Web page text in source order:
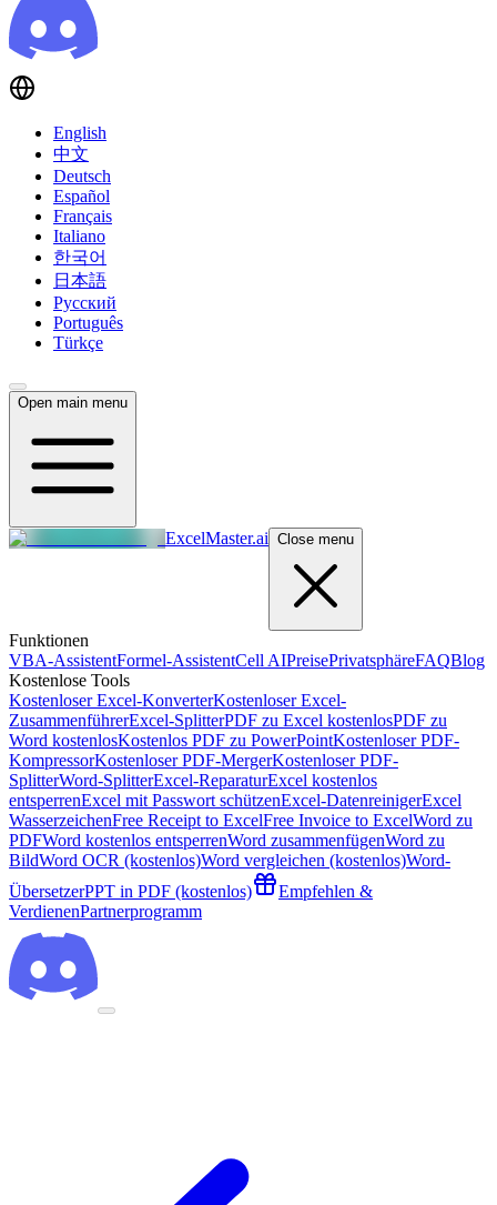
English
中文
Deutsch
Español
Français
Italiano
한국어
日本語
Русский
Português
Türkçe
Open main menu
ExcelMaster.ai Close menu
Funktionen
VBA-AssistentFormel-AssistentCell AIPreisePrivatsphäreFAQBlog
Kostenlose Tools
Kostenloser Excel-KonverterKostenloser Excel-
ZusammenführerExcel-SplitterPDF zu Excel kostenlosPDF zu
Word kostenlosKostenlos PDF zu PowerPointKostenloser PDF-
KompressorKostenloser PDF-MergerKostenloser PDF-
SplitterWord-SplitterExcel-ReparaturExcel kostenlos
entsperrenExcel mit Passwort schützenExcel-DatenreinigerExcel
WasserzeichenFree Receipt to ExcelFree Invoice to ExcelWord zu
PDFWord kostenlos entsperrenWord zusammenfügenWord zu
BildWord OCR (kostenlos)Word vergleichen (kostenlos)Word-
ÜbersetzerPPT in PDF (kostenlos)
Empfehlen &
VerdienenPartnerprogramm